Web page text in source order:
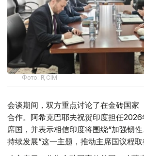
Фото: ҚР СІМ
会谈期间，双方重点讨论了在金砖国家
合作。阿希克巴耶夫祝贺印度担任
席国，并表示相信印度将围绕“加强韧
持续发展”这一主题，推动主席国议程取